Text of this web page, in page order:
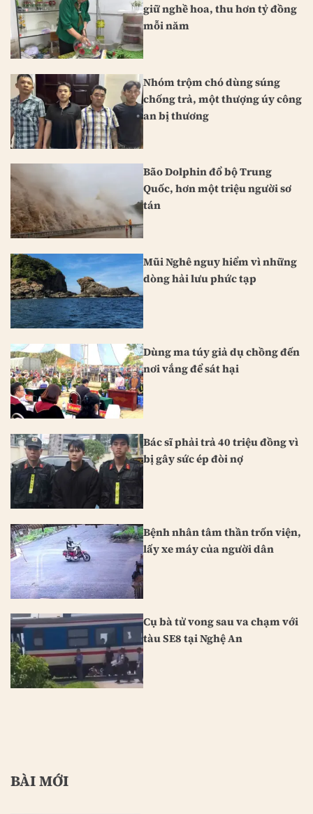
giữ nghề hoa, thu hơn tỷ đồng
mỗi năm
Nhóm trộm chó dùng súng
chống trả, một thượng úy công
an bị thương
Bão Dolphin đổ bộ Trung
Quốc, hơn một triệu người sơ
tán
Mũi Nghê nguy hiểm vì những
dòng hải lưu phức tạp
Dùng ma túy giả dụ chồng đến
nơi vắng để sát hại
Bác sĩ phải trả 40 triệu đồng vì
bị gây sức ép đòi nợ
Bệnh nhân tâm thần trốn viện,
lấy xe máy của người dân
Cụ bà tử vong sau va chạm với
tàu SE8 tại Nghệ An
BÀI MỚI